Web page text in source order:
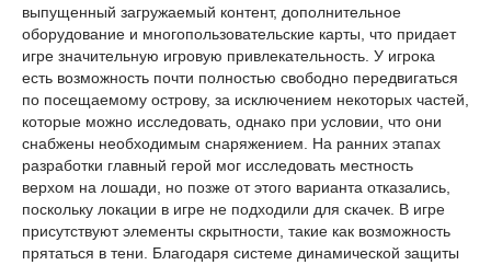
выпущенный загружаемый контент, дополнительное
оборудование и многопользовательские карты, что придает
игре значительную игровую привлекательность. У игрока
есть возможность почти полностью свободно передвигаться
по посещаемому острову, за исключением некоторых частей,
которые можно исследовать, однако при условии, что они
снабжены необходимым снаряжением. На ранних этапах
разработки главный герой мог исследовать местность
верхом на лошади, но позже от этого варианта отказались,
поскольку локации в игре не подходили для скачек. В игре
присутствуют элементы скрытности, такие как возможность
прятаться в тени. Благодаря системе динамической защиты